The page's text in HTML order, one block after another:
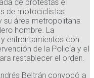
de protestas el
de motociclistas
su área metropolitana
hombre. La
enfrentamientos con
de la Policía y el
restablecer el orden.
Beltrán convocó a